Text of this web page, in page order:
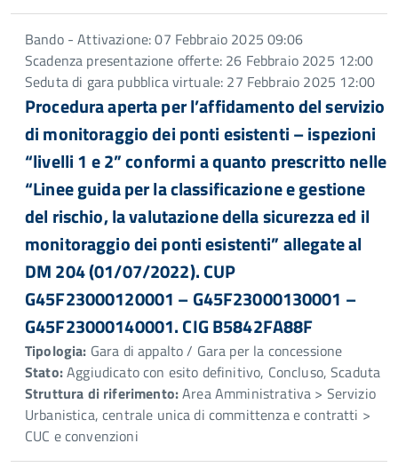
Bando - Attivazione: 07 Febbraio 2025 09:06
Scadenza presentazione offerte: 26 Febbraio 2025 12:00
Seduta di gara pubblica virtuale: 27 Febbraio 2025 12:00
Procedura aperta per l’affidamento del servizio
di monitoraggio dei ponti esistenti – ispezioni
“livelli 1 e 2” conformi a quanto prescritto nelle
“Linee guida per la classificazione e gestione
del rischio, la valutazione della sicurezza ed il
monitoraggio dei ponti esistenti” allegate al
DM 204 (01/07/2022). CUP
G45F23000120001 – G45F23000130001 –
G45F23000140001. CIG B5842FA88F
Tipologia: Gara di appalto / Gara per la concessione
Stato:Aggiudicato con esito definitivo, Concluso, Scaduta
Struttura di riferimento:Area Amministrativa > Servizio
Urbanistica, centrale unica di committenza e contratti >
CUC e convenzioni